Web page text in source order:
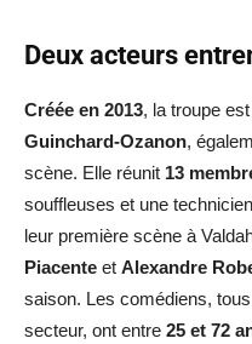
Deux acteurs
Créée en 2013, la troupe
Guinchard-Ozanon,
scène. Elle réunit 13
souffleuses et une
leur première scène à
Piacente et Alexandre
saison. Les comédiens,
secteur, ont entre 25 et 72